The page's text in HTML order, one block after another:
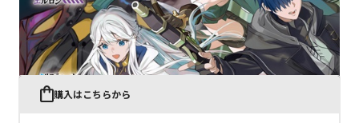
購入はこちらから